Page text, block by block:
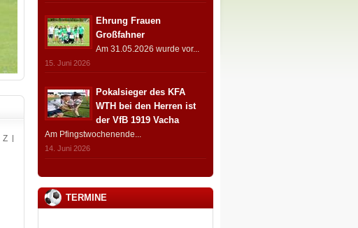
Z
Ehrung Frauen
Großfahner
Am 31.05.2026 wurde vor...
15. Juni 2026
Pokalsieger des KFA
WTH bei den Herren ist
der VfB 1919 Vacha
Am Pfingstwochenende...
14. Juni 2026
TERMINE